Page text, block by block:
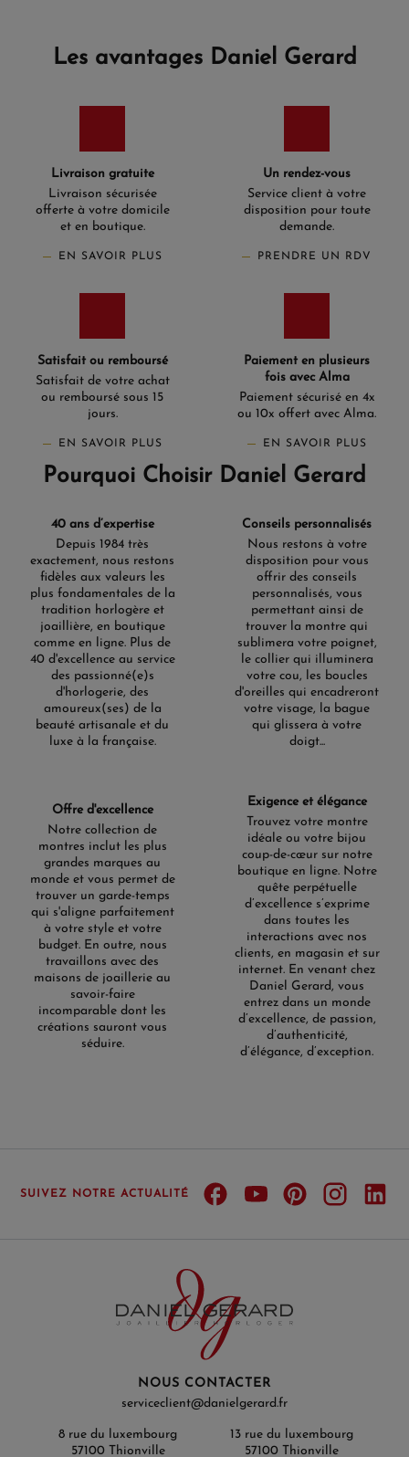
Les avantages Daniel Gerard
Livraison gratuite
Livraison sécurisée
offerte à votre domicile
et en boutique.
EN SAVOIR PLUS
Un rendez-vous
Service client à votre
disposition pour toute
demande.
PRENDRE UN RDV
Satisfait ou remboursé
Satisfait de votre achat
ou remboursé sous 15
jours.
EN SAVOIR PLUS
Paiement en plusieurs
fois avec Alma
Paiement sécurisé en 4x
ou 10x offert avec Alma.
EN SAVOIR PLUS
Pourquoi Choisir Daniel Gerard
40 ans d’expertise
Depuis 1984 très
exactement, nous restons
fidèles aux valeurs les
plus fondamentales de la
tradition horlogère et
joaillière, en boutique
comme en ligne. Plus de
40 d'excellence au service
des passionné(e)s
d'horlogerie, des
amoureux(ses) de la
beauté artisanale et du
luxe à la française.
Conseils personnalisés
Nous restons à votre
disposition pour vous
offrir des conseils
personnalisés, vous
permettant ainsi de
trouver la montre qui
sublimera votre poignet,
le collier qui illuminera
votre cou, les boucles
d'oreilles qui encadreront
votre visage, la bague
qui glissera à votre
doigt...
Offre d'excellence
Notre collection de
montres inclut les plus
grandes marques au
monde et vous permet de
trouver un garde-temps
qui s'aligne parfaitement
à votre style et votre
budget. En outre, nous
travaillons avec des
maisons de joaillerie au
savoir-faire
incomparable dont les
créations sauront vous
séduire.
Exigence et élégance
Trouvez votre montre
idéale ou votre bijou
coup-de-cœur sur notre
boutique en ligne. Notre
quête perpétuelle
d’excellence s’exprime
dans toutes les
interactions avec nos
clients, en magasin et sur
internet. En venant chez
Daniel Gerard, vous
entrez dans un monde
d’excellence, de passion,
d’authenticité,
d’élégance, d’exception.
SUIVEZ NOTRE ACTUALITÉ
NOUS CONTACTER
serviceclient@danielgerard.fr
8 rue du luxembourg
57100 Thionville
13 rue du luxembourg
57100 Thionville